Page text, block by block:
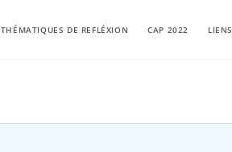
THÉMATIQUES DE REFLÉXION CAP 2022